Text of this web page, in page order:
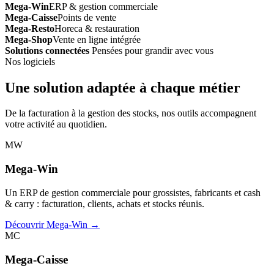
Mega-WinERP & gestion commerciale
Mega-CaissePoints de vente
Mega-RestoHoreca & restauration
Mega-ShopVente en ligne intégrée
Solutions connectées Pensées pour grandir avec vous
Nos logiciels
Une solution adaptée à chaque métier
De la facturation à la gestion des stocks, nos outils accompagnent
votre activité au quotidien.
MW
Mega-Win
Un ERP de gestion commerciale pour grossistes, fabricants et cash
& carry : facturation, clients, achats et stocks réunis.
Découvrir Mega-Win →
MC
Mega-Caisse